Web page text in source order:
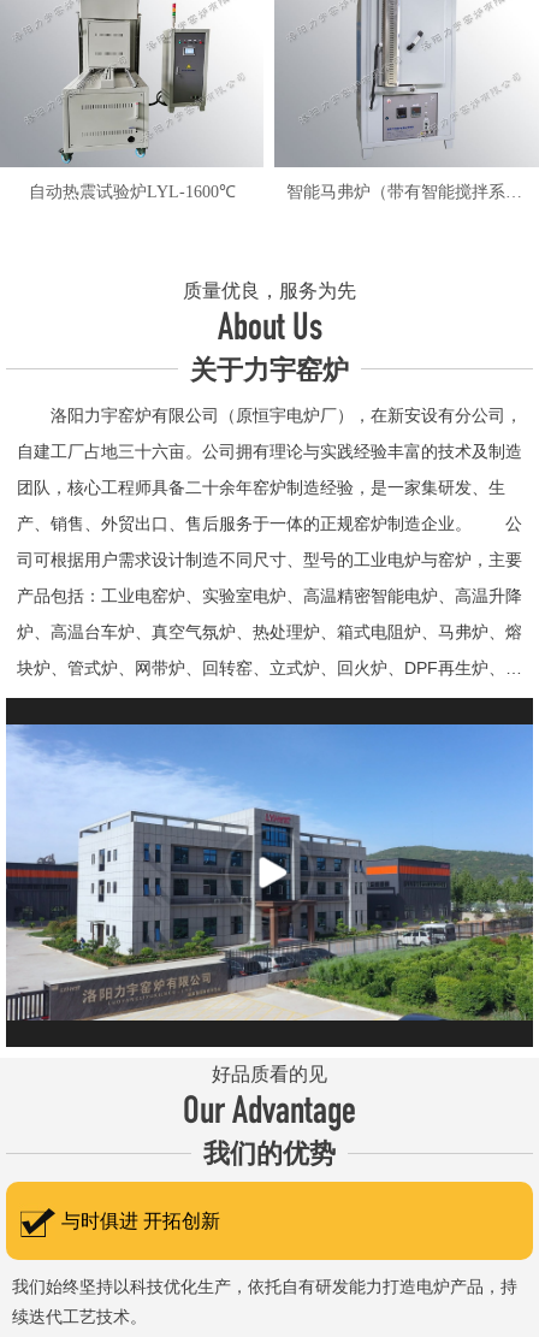
自动热震试验炉LYL-1600℃
质量优良，服务为先
About Us
关于力宇窑炉
洛阳力宇窑炉有限公司（原恒宇电炉厂），在新安设有分公司，
自建工厂占地三十六亩。公司拥有理论与实践经验丰富的技术及制造
团队，核心工程师具备二十余年窑炉制造经验，是一家集研发、生
产、销售、外贸出口、售后服务于一体的正规窑炉制造企业。 公
司可根据用户需求设计制造不同尺寸、型号的工业电炉与窑炉，主要
产品包括：工业电窑炉、实验室电炉、高温精密智能电炉、高温升降
炉、高温台车炉、真空气氛炉、热处理炉、箱式电阻炉、马弗炉、熔
块炉、管式炉、网带炉、回转窑、立式炉、回火炉、DPF再生炉、试
验电炉、钟罩炉、退火炉、烧结炉、热震炉、高真空炉、重烧炉、牙
科烤瓷炉、真空CVD管式炉、高温节能电炉、气氛炉、井式电炉、
熔炼炉、推板窑炉、辊道窑炉、烘箱、真空干燥箱、工业烘箱、发热
元件、高温窑具等。 历经二十余年市场积累，公司产品质量稳
定、性能可靠，应用场景覆盖高校、科研院所、工矿企业等领域，服
务于粉末、冶金、电子、煤炭、医药、陶瓷、玻璃、铝业、汽车、特
种新材料、耐火材料、新能源、航天航空、化工、金属烧结及金属热
处理等行业，产品覆盖国内多省市，并出口至海外多个国家和地
区。 近年来，公司通过理念更新、体制机制优化与科技创新，于
稳步增长，国内市场份额稳步提升，并获得质量诚信AAA 级企业荣
誉证书。 在产品技术方面，公司坚持精益求精、持续创新，自主
研发LYL系列节能精密型智能化电炉、窑炉产品，多项产品通过相关
权威认证。产品具备升温快、节能效果显著、温控精准、智能自动化
程度高、运行稳定、保温性能优良、全程电脑控制、可编程自动升降
盟CE认证。 公司凭借技术积累与产品优势，获得多项官方资质
认定：高新 技术企业、科技型中小企业、洛阳市企业研发中心（证
好品质看的见
Our Advantage
我们的优势
与时俱进 开拓创新
我们始终坚持以科技优化生产，依托自有研发能力打造电炉产品，持
续迭代工艺技术。